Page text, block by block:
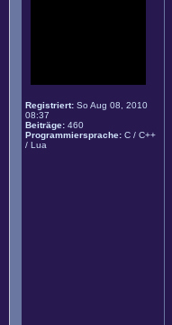
Registriert: So Aug 08, 2010
08:37
Beiträge: 460
Programmiersprache: C / C++
/ Lua